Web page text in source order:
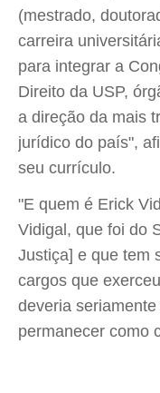
(mestrado,
carreira
para integrar a
Direito da USP,
a direção da mais
jurídico do país",
seu currículo.
"E quem é Erick
Vidigal, que foi do
Justiça] e que tem
cargos que
deveria
permanecer como